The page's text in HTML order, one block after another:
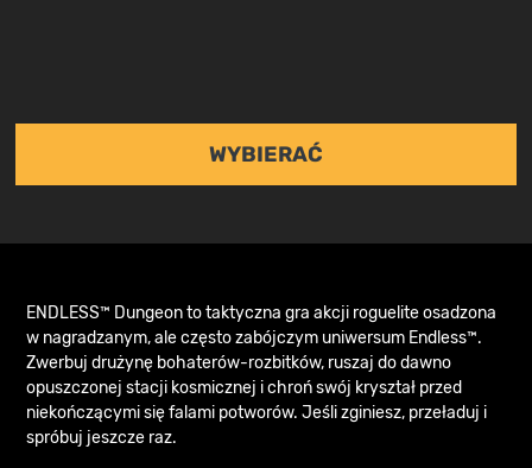
WYBIERAĆ
ENDLESS™ Dungeon to taktyczna gra akcji roguelite osadzona
w nagradzanym, ale często zabójczym uniwersum Endless™.
Zwerbuj drużynę bohaterów-rozbitków, ruszaj do dawno
opuszczonej stacji kosmicznej i chroń swój kryształ przed
niekończącymi się falami potworów. Jeśli zginiesz, przeładuj i
spróbuj jeszcze raz.